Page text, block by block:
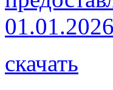
скачать